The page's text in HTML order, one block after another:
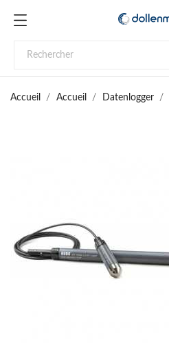
Accueil Accueil Datenlogger